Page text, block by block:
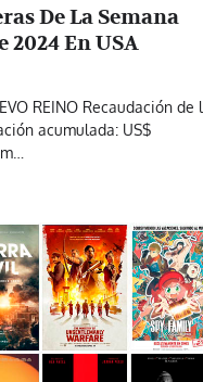
De La Semana
2024 En USA
REINO Recaudación de
acumulada: US$